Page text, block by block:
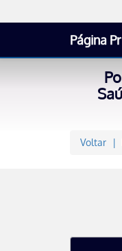
Página
Voltar